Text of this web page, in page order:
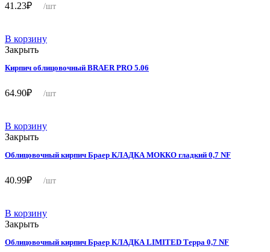
41.23₽ /шт
В корзину
Закрыть
Кирпич облицовочный BRAER PRO 5.06
64.90₽ /шт
В корзину
Закрыть
Облицовочный кирпич Браер КЛАДКА МОККО гладкий 0,7 NF
40.99₽ /шт
В корзину
Закрыть
Облицовочный кирпич Браер КЛАДКА LIMITED Терра 0,7 NF